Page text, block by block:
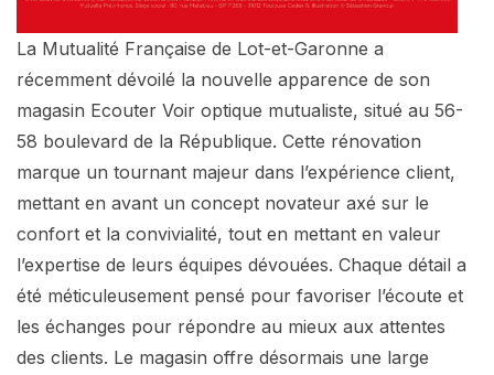
La Mutualité Française de Lot-et-Garonne a
récemment dévoilé la nouvelle apparence de son
magasin Ecouter Voir optique mutualiste, situé au 56-
58 boulevard de la République. Cette rénovation
marque un tournant majeur dans l’expérience client,
mettant en avant un concept novateur axé sur le
confort et la convivialité, tout en mettant en valeur
l’expertise de leurs équipes dévouées. Chaque détail a
été méticuleusement pensé pour favoriser l’écoute et
les échanges pour répondre au mieux aux attentes
des clients. Le magasin offre désormais une large